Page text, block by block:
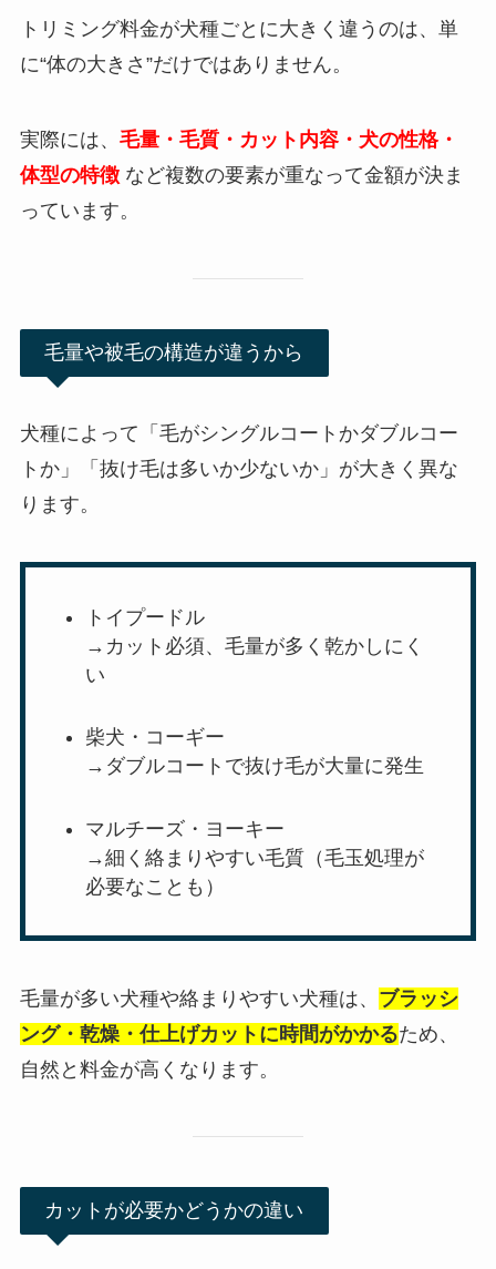
トリミング料金が犬種ごとに大きく違うのは、単
に“体の大きさ”だけではありません。
実際には、 毛量・毛質・カット内容・犬の性格・
体型の特徴など複数の要素が重なって金額が決ま
っています。
毛量や被毛の構造が違うから
犬種によって「毛がシングルコートかダブルコー
トか」「抜け毛は多いか少ないか」が大きく異な
ります。
トイプードル
→カット必須、毛量が多く乾かしにく
い
柴犬・コーギー
→ダブルコートで抜け毛が大量に発生
マルチーズ・ヨーキー
→細く絡まりやすい毛質（毛玉処理が
必要なことも）
毛量が多い犬種や絡まりやすい犬種は、 ブラッシ
ング・乾燥・仕上げカットに時間がかかるため、
自然と料金が高くなります。
カットが必要かどうかの違い